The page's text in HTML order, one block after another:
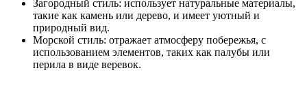
Загородный стиль: использует натуральные материалы,
такие как камень или дерево, и имеет уютный и
природный вид.
Морской стиль: отражает атмосферу побережья, с
использованием элементов, таких как палубы или
перила в виде веревок.